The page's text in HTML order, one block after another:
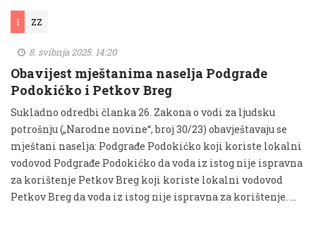
I ZZ
8. svibnja 2025. 14:20
Obavijest mještanima naselja Podgrađe
Podokićko i Petkov Breg
Sukladno odredbi članka 26. Zakona o vodi za ljudsku
potrošnju („Narodne novine“, broj 30/23) obavještavaju se
mještani naselja: Podgrađe Podokićko koji koriste lokalni
vodovod Podgrađe Podokićko da voda iz istog nije ispravna
za korištenje Petkov Breg koji koriste lokalni vodovod
Petkov Breg da voda iz istog nije ispravna za korištenje. …